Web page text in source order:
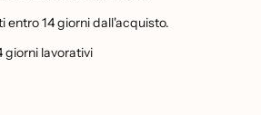
entro 14 giorni dall'acquisto.
giorni lavorativi